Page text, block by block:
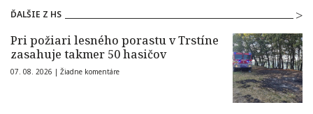
ĎALŠIE Z HS
Pri požiari lesného porastu v Trstíne
zasahuje takmer 50 hasičov
07. 08. 2026 | Žiadne komentáre